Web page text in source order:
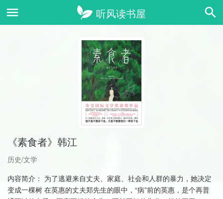
《素食者》韩江
历史/文学
内容简介： 为了逃避来自丈夫、家庭、社会和人群的暴力，她决定
变成一棵树 在英惠的丈夫郑先生的眼中，“病”前的英惠，是个再普